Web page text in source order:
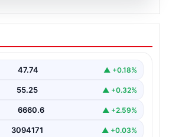
7 Nisan 2026: Altın
ne kadar oldu?
47.74 ▲ +0.18%
55.25 ▲ +0.32%
6660.6 ▲ +2.59%
3094171 ▲ +0.03%